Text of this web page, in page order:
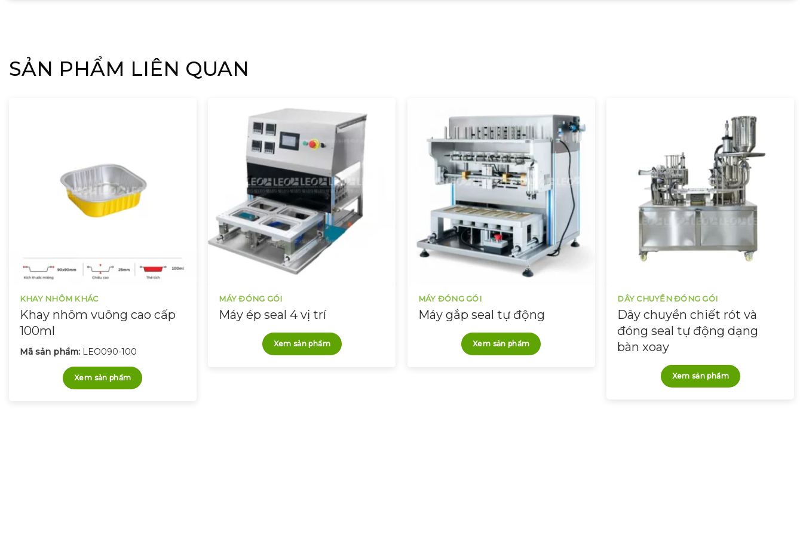
SẢN PHẨM LIÊN QUAN
KHAY NHÔM KHÁC
Khay nhôm vuông cao cấp
100ml
Mã sản phẩm: LEO090-100
Xem sản phẩm
MÁY ĐÓNG GÓI
Máy ép seal 4 vị trí
Xem sản phẩm
MÁY ĐÓNG GÓI
Máy gắp seal tự động
Xem sản phẩm
DÂY CHUYỀN ĐÓNG GÓI
Dây chuyền chiết rót và
đóng seal tự động dạng
bàn xoay
Xem sản phẩm